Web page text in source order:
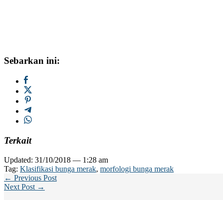
Sebarkan ini:
Terkait
Updated: 31/10/2018 — 1:28 am
Tag: Klasifikasi bunga merak, morfologi bunga merak
← Previous Post
Next Post →